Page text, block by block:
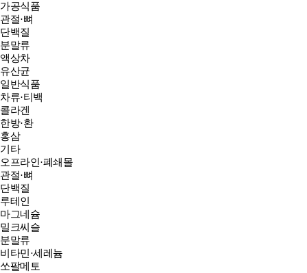
가공식품
관절·뼈
단백질
분말류
액상차
유산균
일반식품
차류·티백
콜라겐
한방·환
홍삼
기타
오프라인·폐쇄몰
관절·뼈
단백질
루테인
마그네슘
밀크씨슬
분말류
비타민·세레늄
쏘팔메토